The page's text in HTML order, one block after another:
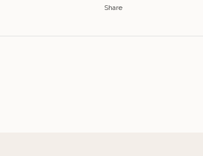
Share